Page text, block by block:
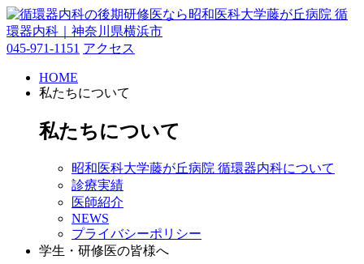
045-971-1151 アクセス
HOME
私たちについて
私たちについて
昭和医科大学藤が丘病院 循環器内科について
診療実績
医師紹介
NEWS
プライバシーポリシー
学生・研修医の皆様へ